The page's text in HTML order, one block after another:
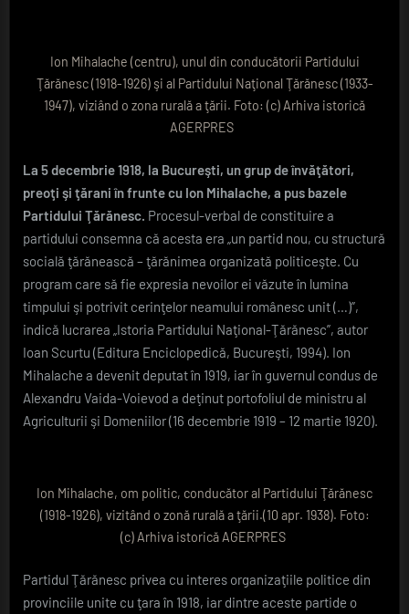
Ion Mihalache (centru), unul din conducătorii Partidului
Ţărănesc (1918-1926) şi al Partidului Naţional Ţărănesc (1933-
1947), viziând o zona rurală a ţării. Foto: (c) Arhiva istorică
AGERPRES
La 5 decembrie 1918, la Bucureşti, un grup de învăţători,
preoţi şi ţărani în frunte cu Ion Mihalache, a pus bazele
Partidului Ţărănesc. Procesul-verbal de constituire a
partidului consemna că acesta era „un partid nou, cu structură
socială ţărănească – ţărănimea organizată politiceşte. Cu
program care să fie expresia nevoilor ei văzute în lumina
timpului şi potrivit cerinţelor neamului românesc unit (…)”,
indică lucrarea „Istoria Partidului Naţional-Ţărănesc”, autor
Ioan Scurtu (Editura Enciclopedică, Bucureşti, 1994). Ion
Mihalache a devenit deputat în 1919, iar în guvernul condus de
Alexandru Vaida-Voievod a deţinut portofoliul de ministru al
Agriculturii şi Domeniilor (16 decembrie 1919 – 12 martie 1920).
Ion Mihalache, om politic, conducător al Partidului Ţărănesc
(1918-1926), vizitând o zonă rurală a ţării.(10 apr. 1938). Foto:
(c) Arhiva istorică AGERPRES
Partidul Ţărănesc privea cu interes organizaţiile politice din
provinciile unite cu ţara în 1918, iar dintre aceste partide o